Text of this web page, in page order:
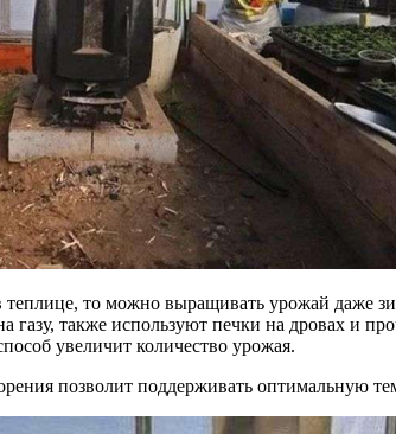
то можно выращивать урожай даже
газу, также используют печки на дровах и
увеличит количество урожая.
позволит поддерживать оптимальную